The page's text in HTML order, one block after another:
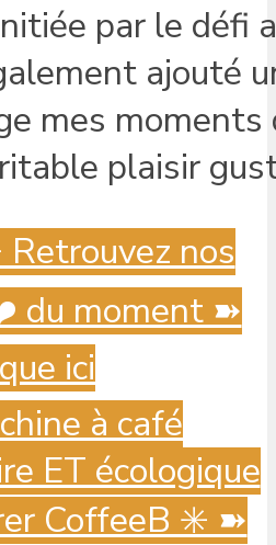
par le défi
ajouté
mes
plaisir
nos
du moment ➽
ici
à café
ET écologique
CoffeeB ✳️ ➽